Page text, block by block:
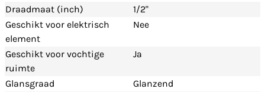
Draadmaat (inch)
1/2"
Geschikt voor elektrisch
element
Nee
Geschikt voor vochtige
ruimte
Ja
Glansgraad
Glanzend